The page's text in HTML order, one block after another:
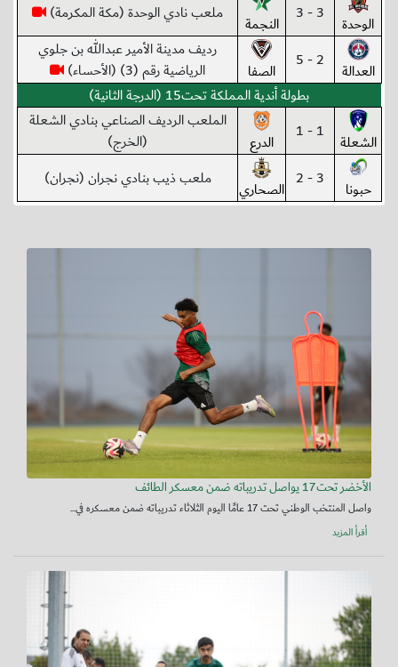
الوحدة 3 - 3 النجمة ملعب نادي الوحدة (مكة المكرمة)
العدالة 2 - 5 الصفا
رديف مدينة الأمير عبدالله بن جلوي
الرياضية رقم (3) (الأحساء)
بطولة أندية المملكة تحت15 (الدرجة الثانية)
الشعلة 1 - 1 الدرع
الملعب الرديف الصناعي بنادي الشعلة
(الخرج)
حبونا 3 - 2 الصحاري ملعب ذيب بنادي نجران (نجران)
الأخضر تحت17 يواصل تدريباته ضمن معسكر الطائف
واصل المنتخب الوطني تحت 17 عامًا اليوم الثلاثاء تدريباته ضمن معسكره في...
أقرأ المزيد